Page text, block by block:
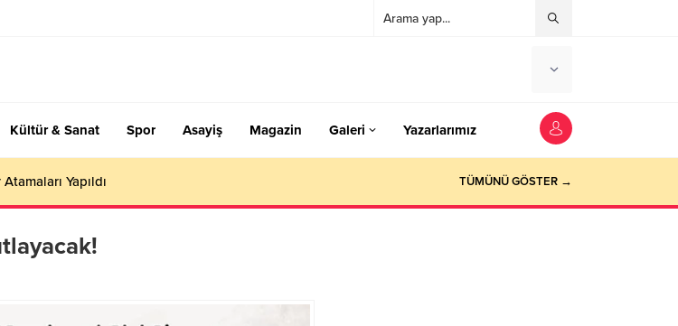
Kültür & Sanat Spor Asayiş Magazin Galeri Yazarlarımız
Yapıldı TÜMÜNÜ GÖSTER →